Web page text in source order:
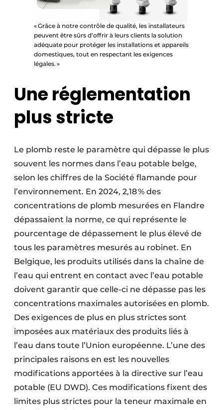
« Grâce à notre contrôle de qualité, les installateurs
peuvent être sûrs d’offrir à leurs clients la solution
adéquate pour protéger les installations et appareils
domestiques, tout en respectant les exigences
légales. »
Une réglementation
plus stricte
Le plomb reste le paramètre qui dépasse le plus
souvent les normes dans l’eau potable belge,
selon les chiffres de la Société flamande pour
l’environnement. En 2024, 2,18 % des
concentrations de plomb mesurées en Flandre
dépassaient la norme, ce qui représente le
pourcentage de dépassement le plus élevé de
tous les paramètres mesurés au robinet. En
Belgique, les produits utilisés dans la chaîne de
l’eau qui entrent en contact avec l’eau potable
doivent garantir que celle-ci ne dépasse pas les
concentrations maximales autorisées en plomb.
Des exigences de plus en plus strictes sont
imposées aux matériaux des produits liés à
l’eau dans toute l’Union européenne. L’une des
principales raisons en est les nouvelles
modifications apportées à la directive sur l’eau
potable (EU DWD). Ces modifications fixent des
limites plus strictes pour la teneur maximale en